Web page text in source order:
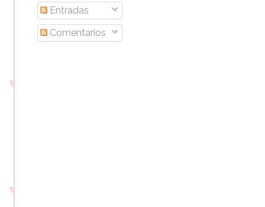
Entradas
Comentarios